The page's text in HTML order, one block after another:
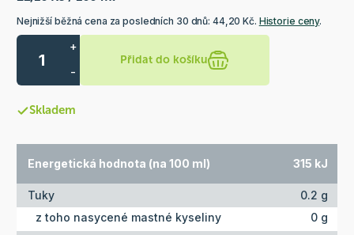
Nejnižší běžná cena za posledních 30 dnů: 44,20 Kč. Historie ceny.
+
-
Přidat do košíku
Skladem
Energetická hodnota (na 100 ml) 315 kJ
Tuky
0.2 g
z toho nasycené mastné kyseliny
0 g